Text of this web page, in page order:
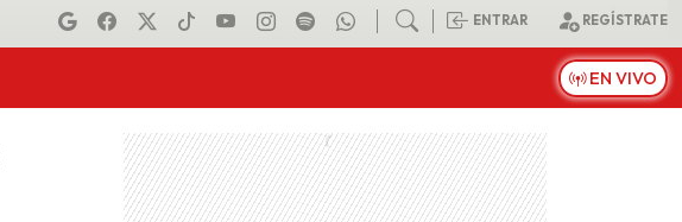
ENTRAR REGÍSTRATE
EN VIVO